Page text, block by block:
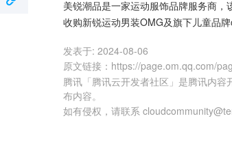
美锐潮品是一家运动服饰品牌服务商，
收购新锐运动男装OMG及旗下儿童品
发表于: 2024-08-06
原文链接 ： https://page.om.qq.com/
腾讯「腾讯云开发者社区」是腾讯内
布内容。
如有侵权，请联系